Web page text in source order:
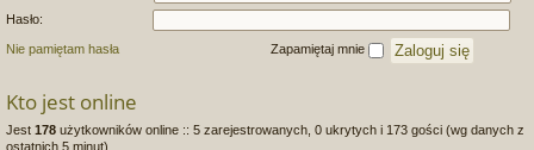
Hasło:
Nie pamiętam hasła Zapamiętaj mnie
Kto jest online
Jest 178 użytkowników online :: 5 zarejestrowanych, 0 ukrytych i 173 gości (wg danych z
ostatnich 5 minut)